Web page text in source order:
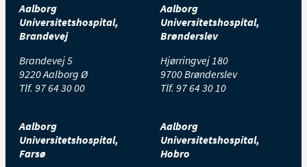
Aalborg
Universitetshospital,
Brandevej
Brandevej 5
9220 Aalborg Ø
Tlf. 97 64 30 00
Aalborg
Universitetshospital,
Brønderslev
Hjørringvej 180
9700 Brønderslev
Tlf. 97 64 30 10
Aalborg
Universitetshospital,
Farsø
Aalborg
Universitetshospital,
Hobro